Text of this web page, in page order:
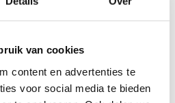
van cookies
content en advertenties te
voor social media te bieden
de zaken die uw
overtuigende bewijs.Bel nu